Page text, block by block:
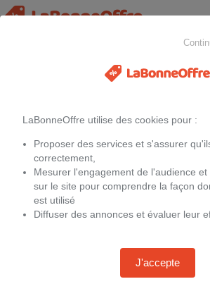
PromotionsAsus ux534fa pro a8155r
LaBonneOffre utilise des cookies pour :
Proposer des services et s'assurer
correctement,
Mesurer l'engagement de l'audience et
sur le site pour comprendre la façon
est utilisé
Diffuser des annonces et évaluer leur
J'accepte